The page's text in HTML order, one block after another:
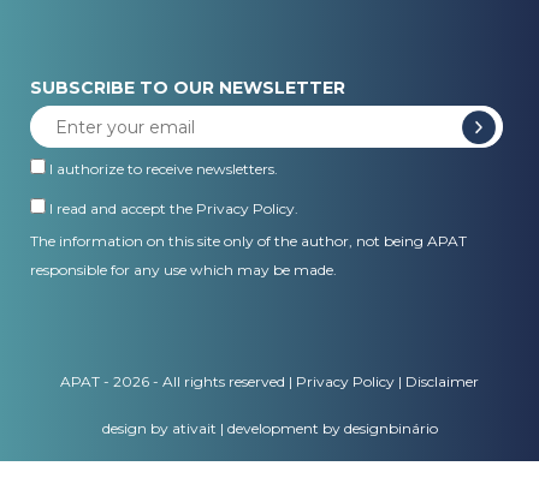
SUBSCRIBE TO OUR NEWSLETTER
I authorize to receive newsletters.
I read and accept the Privacy Policy.
The information on this site only of the author, not being APAT
responsible for any use which may be made.
APAT - 2026 - All rights reserved | Privacy Policy | Disclaimer
design by ativait | development by designbinário